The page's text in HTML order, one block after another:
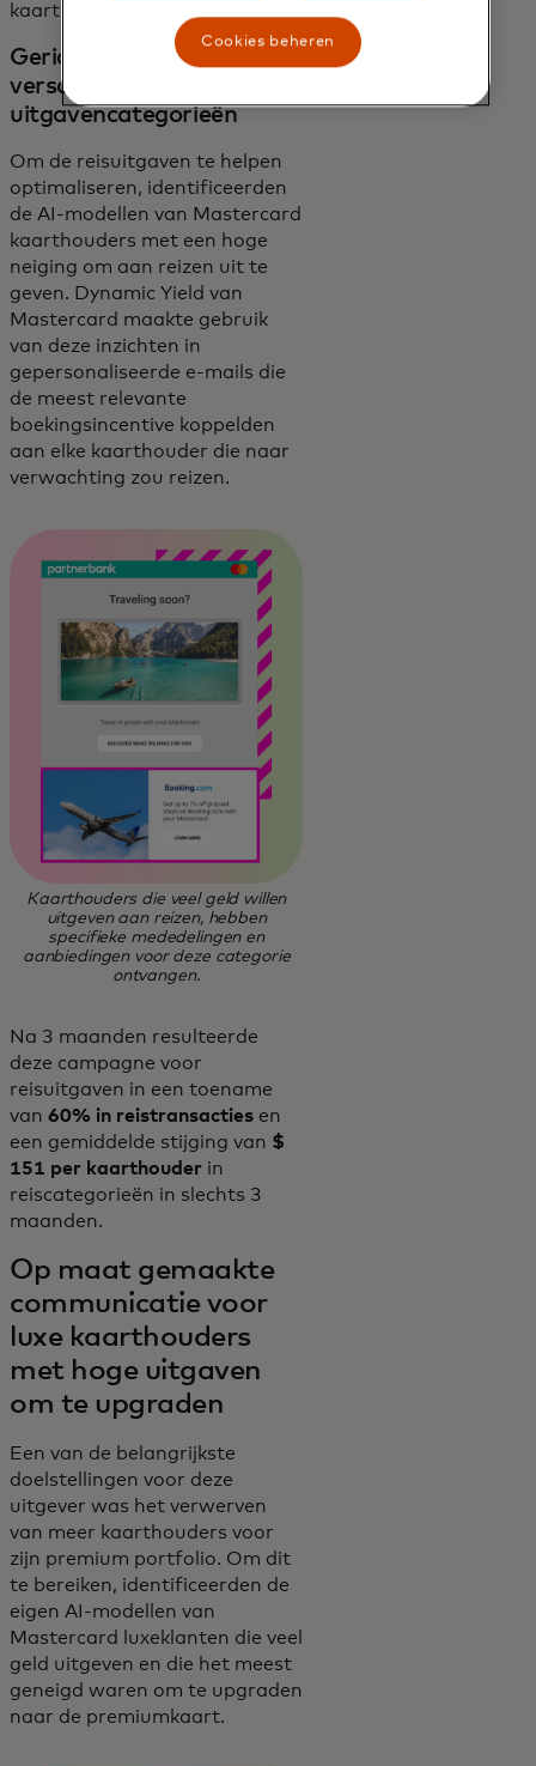
kaarthouder.
Gerichte stimulansen voor
verschillende
uitgavencategorieën
Om de reisuitgaven te helpen
optimaliseren, identificeerden
de AI-modellen van Mastercard
kaarthouders met een hoge
neiging om aan reizen uit te
geven. Dynamic Yield van
Mastercard maakte gebruik
van deze inzichten in
gepersonaliseerde e-mails die
de meest relevante
boekingsincentive koppelden
aan elke kaarthouder die naar
verwachting zou reizen.
Kaarthouders die veel geld willen
uitgeven aan reizen, hebben
specifieke mededelingen en
aanbiedingen voor deze categorie
ontvangen.
Na 3 maanden resulteerde
deze campagne voor
reisuitgaven in een toename
van 60% in reistransacties en
een gemiddelde stijging van $
151 per kaarthouder in
reiscategorieën in slechts 3
maanden.
Op maat gemaakte
communicatie voor
luxe kaarthouders
met hoge uitgaven
om te upgraden
Een van de belangrijkste
doelstellingen voor deze
uitgever was het verwerven
van meer kaarthouders voor
zijn premium portfolio. Om dit
te bereiken, identificeerden de
eigen AI-modellen van
Mastercard luxeklanten die veel
geld uitgeven en die het meest
geneigd waren om te upgraden
naar de premiumkaart.
Cookies beheren